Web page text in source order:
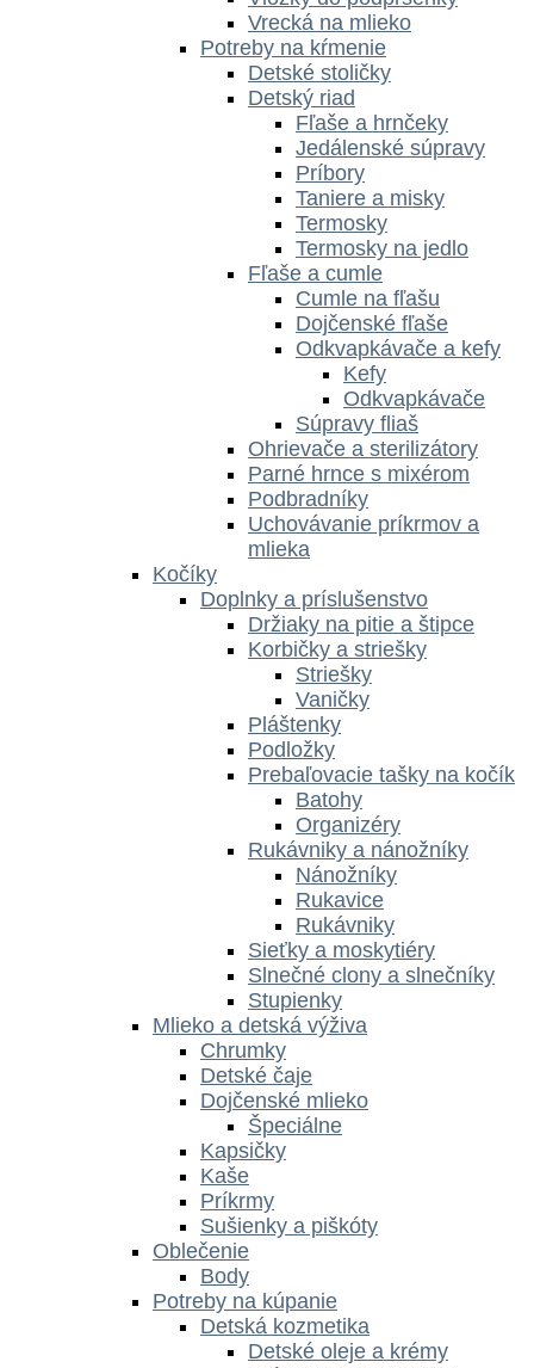
Vrecká na mlieko
Potreby na kŕmenie
Detské stoličky
Detský riad
Fľaše a hrnčeky
Jedálenské súpravy
Príbory
Taniere a misky
Termosky
Termosky na jedlo
Fľaše a cumle
Cumle na fľašu
Dojčenské fľaše
Odkvapkávače a kefy
Kefy
Odkvapkávače
Súpravy fliaš
Ohrievače a sterilizátory
Parné hrnce s mixérom
Podbradníky
Uchovávanie príkrmov a
mlieka
Kočíky
Doplnky a príslušenstvo
Držiaky na pitie a štipce
Korbičky a striešky
Striešky
Vaničky
Pláštenky
Podložky
Prebaľovacie tašky na kočík
Batohy
Organizéry
Rukávniky a nánožníky
Nánožníky
Rukavice
Rukávniky
Sieťky a moskytiéry
Slnečné clony a slnečníky
Stupienky
Mlieko a detská výživa
Chrumky
Detské čaje
Dojčenské mlieko
Špeciálne
Kapsičky
Kaše
Príkrmy
Sušienky a piškóty
Oblečenie
Body
Potreby na kúpanie
Detská kozmetika
Detské oleje a krémy